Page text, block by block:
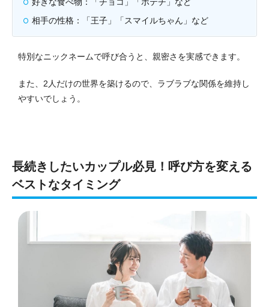
相手の性格：「王子」「スマイルちゃん」など
特別なニックネームで呼び合うと、親密さを実感できます。
また、2人だけの世界を築けるので、ラブラブな関係を維持し
やすいでしょう。
長続きしたいカップル必見！呼び方を変える
ベストなタイミング